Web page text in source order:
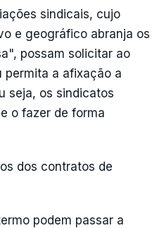
sindicais, cujo
e geográfico abranja os
possam solicitar ao
permita a afixação a
seja, os sindicatos
o fazer de forma
dos contratos de
podem passar a